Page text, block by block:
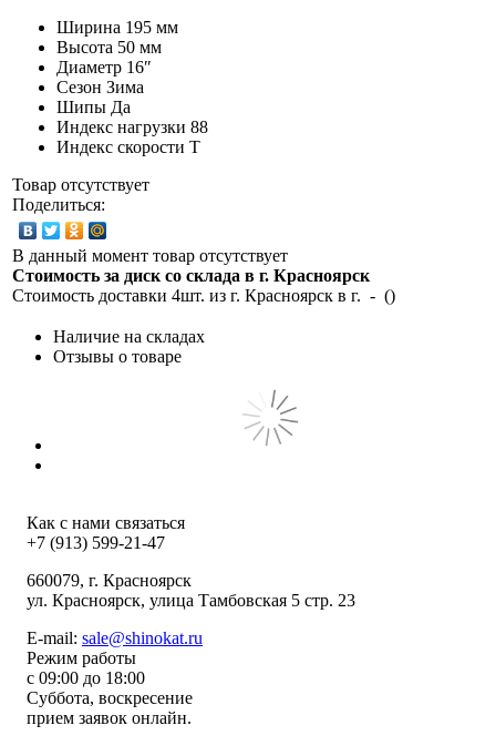
Ширина 195 мм
Высота 50 мм
Диаметр 16″
Сезон Зима
Шипы Да
Индекс нагрузки 88
Индекс скорости T
Товар отсутствует
Поделиться:
В данный момент товар отсутствует
Стоимость за диск со склада в г. Красноярск
Стоимость доставки 4шт. из г. Красноярск в г. - ()
Наличие на складах
Отзывы о товаре
Как с нами связаться
+7 (913) 599-21-47
660079, г. Красноярск
ул. Красноярск, улица Тамбовская 5 стр. 23
E-mail: sale@shinokat.ru
Режим работы
с 09:00 до 18:00
Суббота, воскресение
прием заявок онлайн.